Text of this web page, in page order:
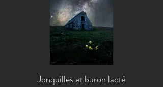
Jonquilles et buron lacté